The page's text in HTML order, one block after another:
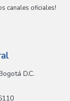
canales oficiales!
D.C.